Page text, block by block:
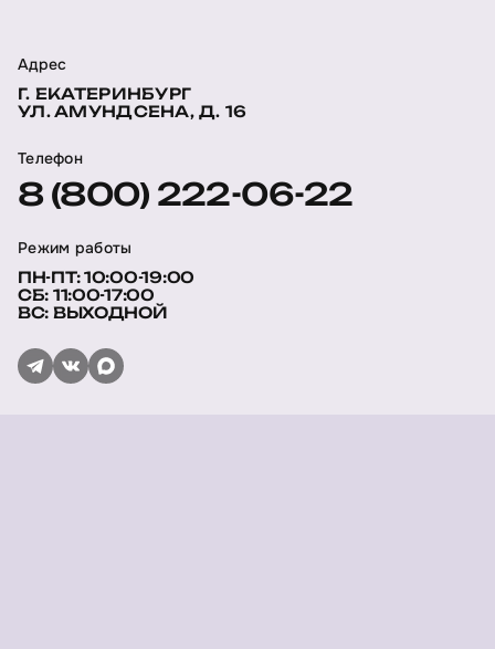
Адрес
Г. ЕКАТЕРИНБУРГ
УЛ. АМУНДСЕНА, Д. 16
Телефон
8 (800) 222-06-22
Режим работы
ПН-ПТ: 10:00-19:00
СБ: 11:00-17:00
ВС: ВЫХОДНОЙ